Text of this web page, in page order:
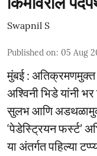
Swapnil S
Published on: 05 Aug
मुंबई :
अश्विनी भिडे यांनी
सुलभ आणि अडथळामुक्त
‘पेडेस्ट्रियन फर्स्ट’
या अंतर्गत पहिल्या